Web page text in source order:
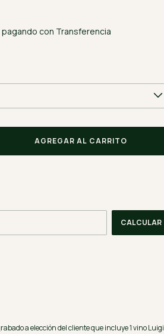
pagando con Transferencia
CALCULAR
a elección del cliente que incluye 1 vino Luigi